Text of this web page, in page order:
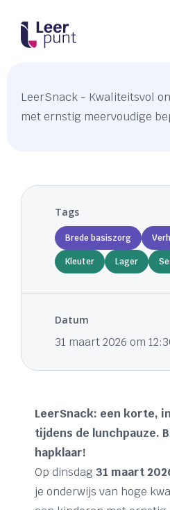
LeerSnack - Kwaliteitsvol
met ernstig meervoudige
Tags
Brede basiszorg
Kleuter Lager
Datum
31 maart 2026 om
LeerSnack: een korte,
tijdens de lunchpauze.
hapklaar!
Op dinsdag31 maart
je onderwijs van hoge